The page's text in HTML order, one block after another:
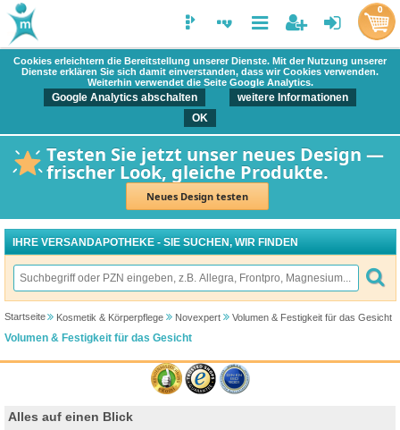
Cookies erleichtern die Bereitstellung unserer Dienste. Mit der Nutzung unserer
Dienste erklären Sie sich damit einverstanden, dass wir Cookies verwenden.
Weiterhin verwendet die Seite Google Analytics.
Google Analytics abschalten
weitere Informationen
OK
Testen Sie jetzt unser neues Design —
frischer Look, gleiche Produkte.
Neues Design testen
0
IHRE VERSANDAPOTHEKE - SIE SUCHEN, WIR FINDEN
Startseite Kosmetik & Körperpflege Novexpert Volumen & Festigkeit für das Gesicht
Volumen & Festigkeit für das Gesicht
Alles auf einen Blick